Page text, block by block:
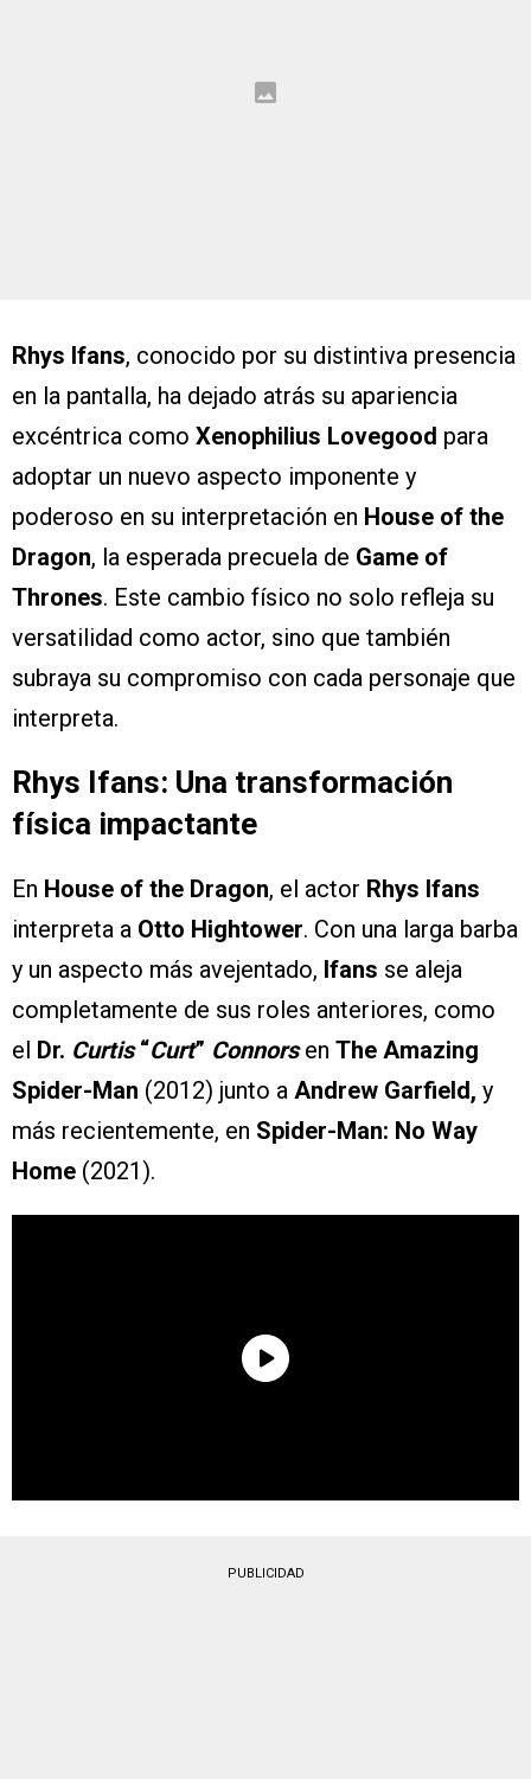
Rhys Ifans, conocido por su distintiva presencia
en la pantalla, ha dejado atrás su apariencia
excéntrica como Xenophilius Lovegood para
adoptar un nuevo aspecto imponente y
poderoso en su interpretación en House of the
Dragon, la esperada precuela de Game of
Thrones. Este cambio físico no solo refleja su
versatilidad como actor, sino que también
subraya su compromiso con cada personaje que
interpreta.
Rhys Ifans: Una transformación
física impactante
En House of the Dragon, el actor Rhys Ifans
interpreta a Otto Hightower. Con una larga barba
y un aspecto más avejentado, Ifans se aleja
completamente de sus roles anteriores, como
el Dr. Curtis“Curt” Connorsen The Amazing
Spider-Man (2012) junto a Andrew Garfield, y
más recientemente, en Spider-Man: No Way
Home (2021).
PUBLICIDAD